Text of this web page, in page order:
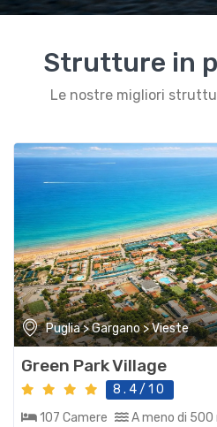
Strutture in
Le nostre migliori
Puglia > Gargano > Vieste
Green Park Village
8.4/10
107 Camere
A meno di